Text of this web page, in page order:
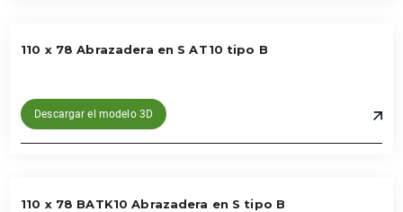
110 x 78 Abrazadera en S AT10 tipo B
Descargar el modelo 3D
110 x 78 BATK10 Abrazadera en S tipo B